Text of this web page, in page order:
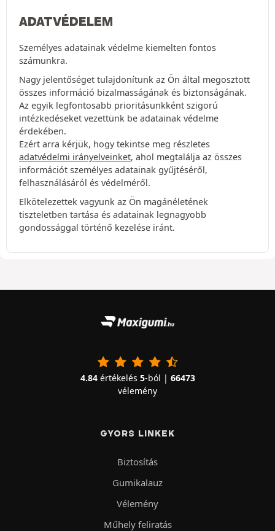
ADATVÉDELEM
Személyes adatainak védelme kiemelten fontos
számunkra.
Nagy jelentőséget tulajdonítunk az Ön által megosztott
összes információ bizalmasságának és biztonságának.
Az egyik legfontosabb prioritásunkként szigorú
intézkedéseket vezettünk be adatainak védelme
érdekében.
Ezért arra kérjük, hogy tekintse meg részletes
adatvédelmi irányelveinket, ahol megtalálja az összes
információt személyes adatainak gyűjtéséről,
felhasználásáról és védelméről.
Elkötelezettek vagyunk az Ön magánéletének
tiszteletben tartása és adatainak legnagyobb
gondossággal történő kezelése iránt.
4.84értékelés 5-ból | 66473
vélemény
GYORS LINKEK
Biztosítás
Gumikalauz
Vélemény
Műhely feliratás